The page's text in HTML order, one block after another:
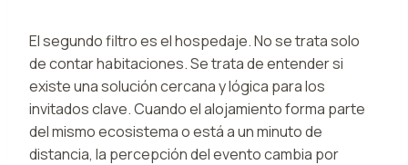
El segundo filtro es el hospedaje. No se trata solo
de contar habitaciones. Se trata de entender si
existe una solución cercana y lógica para los
invitados clave. Cuando el alojamiento forma parte
del mismo ecosistema o está a un minuto de
distancia, la percepción del evento cambia por